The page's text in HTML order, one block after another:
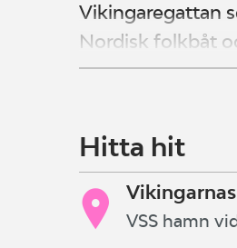
Vikingaregattan
Nordisk folkbåt
anmälda.
mål på Lilla
och
Hitta hit
VSS hamn